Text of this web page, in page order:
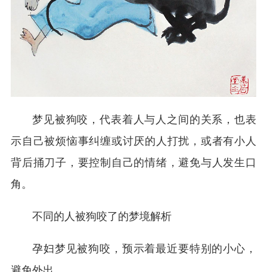
梦见被狗咬，代表着人与人之间的关系，也表
示自己被烦恼事纠缠或讨厌的人打扰，或者有小人
背后捅刀子，要控制自己的情绪，避免与人发生口
角。
不同的人被狗咬了的梦境解析
孕妇梦见被狗咬，预示着最近要特别的小心，